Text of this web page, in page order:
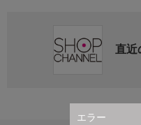
エラー
直近